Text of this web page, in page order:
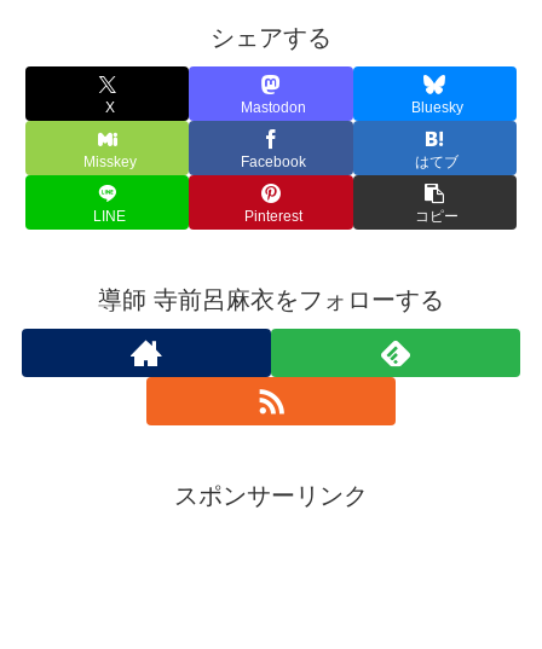
シェアする
X Mastodon Bluesky
Misskey Facebook はてブ
LINE Pinterest コピー
導師 寺前呂麻衣をフォローする
スポンサーリンク